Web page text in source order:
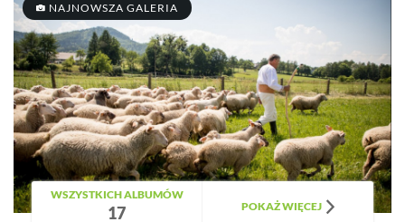
NAJNOWSZA GALERIA
WSZYSTKICH ALBUMÓW
17 POKAŻ WIĘCEJ